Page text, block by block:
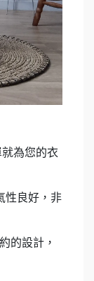
為您的衣
性良好，非
的設計，